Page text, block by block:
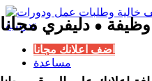
اضف اعلانك مجانا
مساعدة
● دليفريمجانا